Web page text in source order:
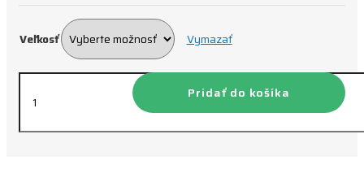
Veľkosť Vymazať
REFLEXX
RISK
Pridať do košíka